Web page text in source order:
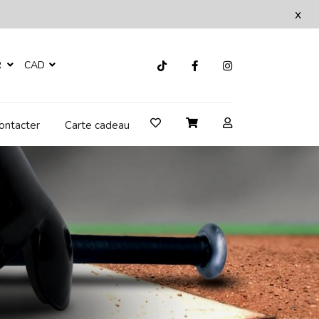
x
CAD
Carte cadeau